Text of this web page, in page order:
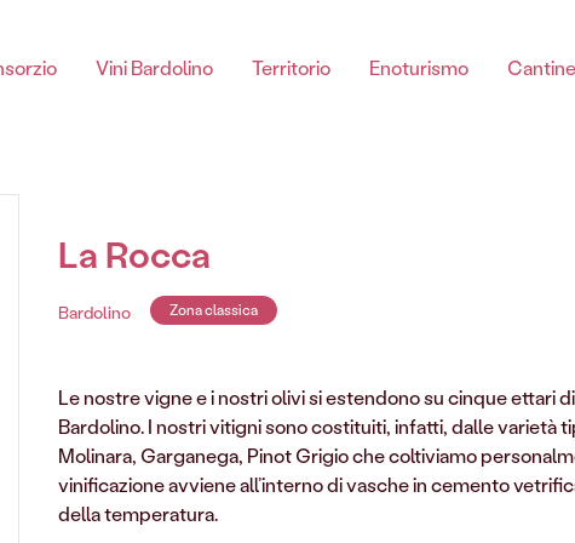
Vini Bardolino
Chiaretto di Bardolino
Chiaretto Di Bardolino spumante DOC
Chiaretto Di Bardolino DOC
Chiaretto Di Bardolino Classico DOC
Territorio Enoturismo Cantine
La Rocca
Bardolino Zona classica
Le nostre vigne e i nostri olivi si estendono su cinque ettari
Bardolino. I nostri vitigni sono costituiti, infatti, dalle varietà
Molinara, Garganega, Pinot Grigio che coltiviamo
vinificazione avviene all’interno di vasche in cemento
della temperatura.